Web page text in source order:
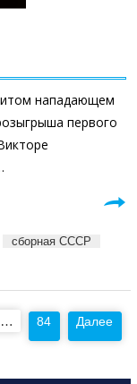
нападающем
первого
сборная СССР
… 84 Далее